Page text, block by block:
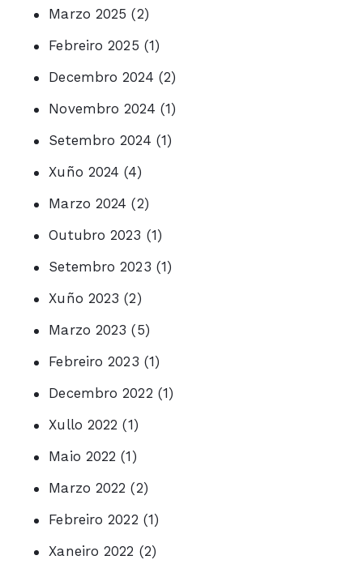
Marzo 2025 (2)
Febreiro 2025 (1)
Decembro 2024 (2)
Novembro 2024 (1)
Setembro 2024 (1)
Xuño 2024 (4)
Marzo 2024 (2)
Outubro 2023 (1)
Setembro 2023 (1)
Xuño 2023 (2)
Marzo 2023 (5)
Febreiro 2023 (1)
Decembro 2022 (1)
Xullo 2022 (1)
Maio 2022 (1)
Marzo 2022 (2)
Febreiro 2022 (1)
Xaneiro 2022 (2)